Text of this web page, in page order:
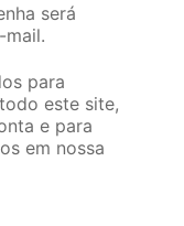
será
mail.
para
este site,
e para
em nossa